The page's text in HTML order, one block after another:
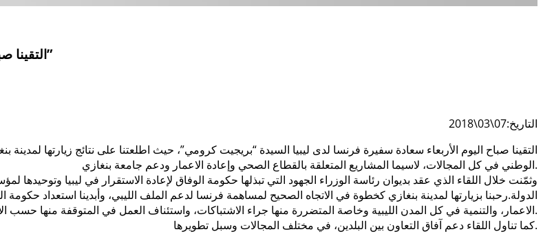
التقينا صباح اليوم الأربعاء سعادة سفيرة فرنسا لدى ليبيا السيدة “بريجيت كرومي”
التاريخ:07\03\2018
التقينا صباح اليوم الأربعاء سعادة سفيرة فرنسا لدى ليبيا السيدة “بريجيت كرومي”، حيث اطلعتنا على نتائج زيارتها
الوطني في كل المجالات، لاسيما المشاريع المتعلقة بالقطاع الصحي وإعادة الاعمار ودعم جامعة بنغازي.
وثمّنت خلال اللقاء الذي عقد بديوان رئاسة الوزراء الجهود التي تبذلها حكومة الوفاق لإعادة الاستقرار في ليبيا وتوحيدها
الدولة.رحبنا بزيارتها لمدينة بنغازي كخطوة في الاتجاه الصحيح لمساهمة فرنسا لدعم الملف الليبي، وأبدينا استعداد
الاعمار، والتنمية في كل المدن الليبية وخاصة المتضررة منها جراء الاشتباكات، واستئناف العمل في المتوقفة منها حسب الأولوية.
كما تناول اللقاء دعم آفاق التعاون بين البلدين، في مختلف المجالات وسبل تطويرها.